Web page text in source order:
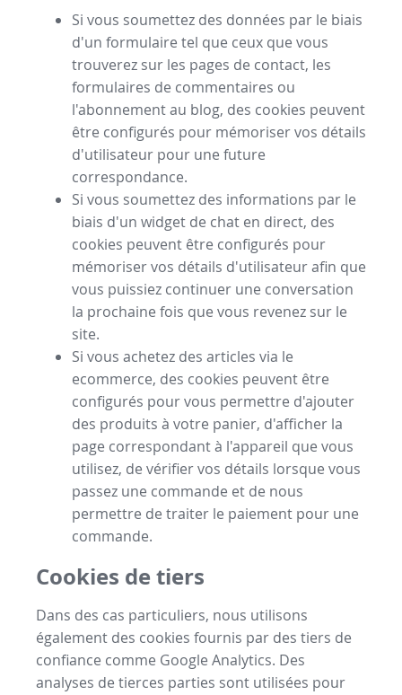
Si vous soumettez des données par le biais
d'un formulaire tel que ceux que vous
trouverez sur les pages de contact, les
formulaires de commentaires ou
l'abonnement au blog, des cookies peuvent
être configurés pour mémoriser vos détails
d'utilisateur pour une future
correspondance.
Si vous soumettez des informations par le
biais d'un widget de chat en direct, des
cookies peuvent être configurés pour
mémoriser vos détails d'utilisateur afin que
vous puissiez continuer une conversation
la prochaine fois que vous revenez sur le
site.
Si vous achetez des articles via le
ecommerce, des cookies peuvent être
configurés pour vous permettre d'ajouter
des produits à votre panier, d'afficher la
page correspondant à l'appareil que vous
utilisez, de vérifier vos détails lorsque vous
passez une commande et de nous
permettre de traiter le paiement pour une
commande.
Cookies de tiers
Dans des cas particuliers, nous utilisons
également des cookies fournis par des tiers de
confiance comme Google Analytics. Des
analyses de tierces parties sont utilisées pour